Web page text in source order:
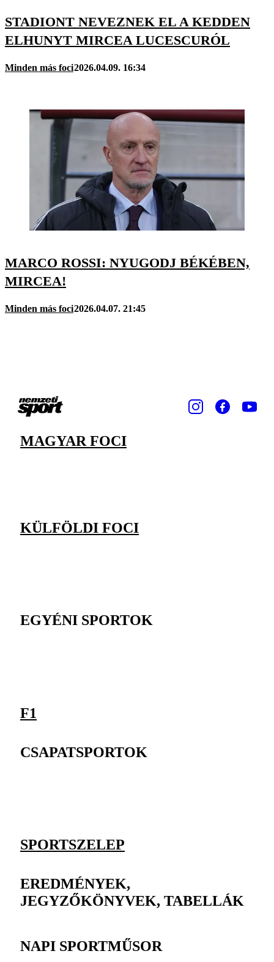
STADIONT NEVEZNEK EL A KEDDEN
ELHUNYT MIRCEA LUCESCURÓL
Minden más foci2026.04.09. 16:34
MARCO ROSSI: NYUGODJ BÉKÉBEN,
MIRCEA!
Minden más foci2026.04.07. 21:45
MAGYAR FOCI
KÜLFÖLDI FOCI
EGYÉNI SPORTOK
F1
CSAPATSPORTOK
SPORTSZELEP
EREDMÉNYEK,
JEGYZŐKÖNYVEK, TABELLÁK
NAPI SPORTMŰSOR